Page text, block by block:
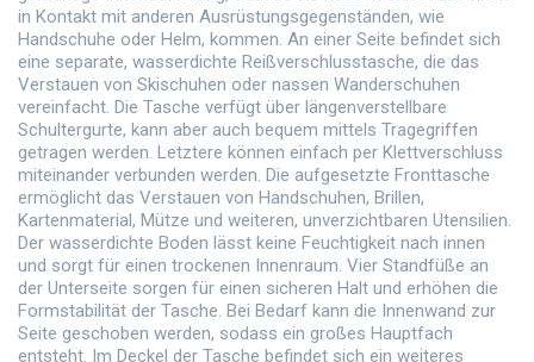
in Kontakt mit anderen Ausrüstungsgegenständen, wie
Handschuhe oder Helm, kommen. An einer Seite befindet sich
eine separate, wasserdichte Reißverschlusstasche, die das
Verstauen von Skischuhen oder nassen Wanderschuhen
vereinfacht. Die Tasche verfügt über längenverstellbare
Schultergurte, kann aber auch bequem mittels Tragegriffen
getragen werden. Letztere können einfach per Klettverschluss
miteinander verbunden werden. Die aufgesetzte Fronttasche
ermöglicht das Verstauen von Handschuhen, Brillen,
Kartenmaterial, Mütze und weiteren, unverzichtbaren Utensilien.
Der wasserdichte Boden lässt keine Feuchtigkeit nach innen
und sorgt für einen trockenen Innenraum. Vier Standfüße an
der Unterseite sorgen für einen sicheren Halt und erhöhen die
Formstabilität der Tasche. Bei Bedarf kann die Innenwand zur
Seite geschoben werden, sodass ein großes Hauptfach
entsteht. Im Deckel der Tasche befindet sich ein weiteres